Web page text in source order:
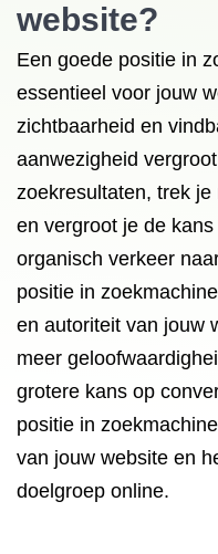
website?
Een goede positie in
essentieel voor jouw
zichtbaarheid en
aanwezigheid
zoekresultaten, trek
en vergroot je de
organisch verkeer
positie in
en autoriteit van jouw
meer
grotere kans op
positie in
van jouw website en
doelgroep online.